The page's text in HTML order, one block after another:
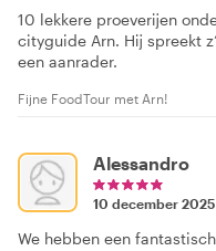
10 lekkere proeverijen
cityguide Arn. Hij spreekt
een aanrader.
Fijne FoodTour met Arn!
Alessandro
10 december 2025
We hebben een